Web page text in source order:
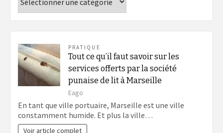
PRATIQUE
Tout ce qu’il faut savoir sur les
services offerts par la société
punaise de lit à Marseille
Eago
En tant que ville portuaire, Marseille est une ville
constamment humide. Et plus la ville…
Voir article complet